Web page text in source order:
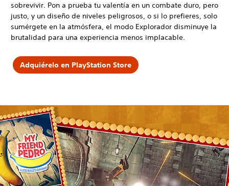
sobrevivir. Pon a prueba tu valentía en un combate duro, pero
justo, y un diseño de niveles peligrosos, o si lo prefieres, solo
sumérgete en la atmósfera, el modo Explorador disminuye la
brutalidad para una experiencia menos implacable.
Adquiérelo en PlayStation Store